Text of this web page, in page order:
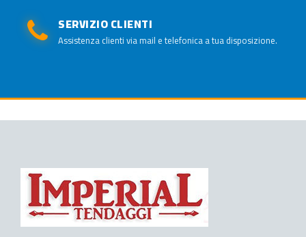
SERVIZIO CLIENTI
Assistenza clienti via mail e telefonica a tua disposizione.